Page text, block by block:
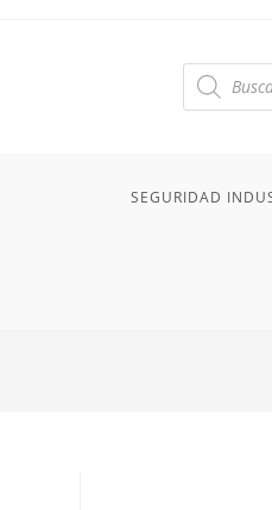
SEGURIDAD